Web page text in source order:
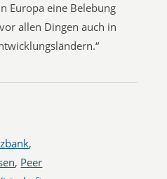
Europa eine Belebung
allen Dingen auch in
,
, Peer